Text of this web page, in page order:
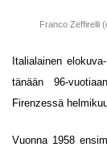
Franco Zeffirelli
Italialainen
tänään 96-
Firenzessä
Vuonna 1958